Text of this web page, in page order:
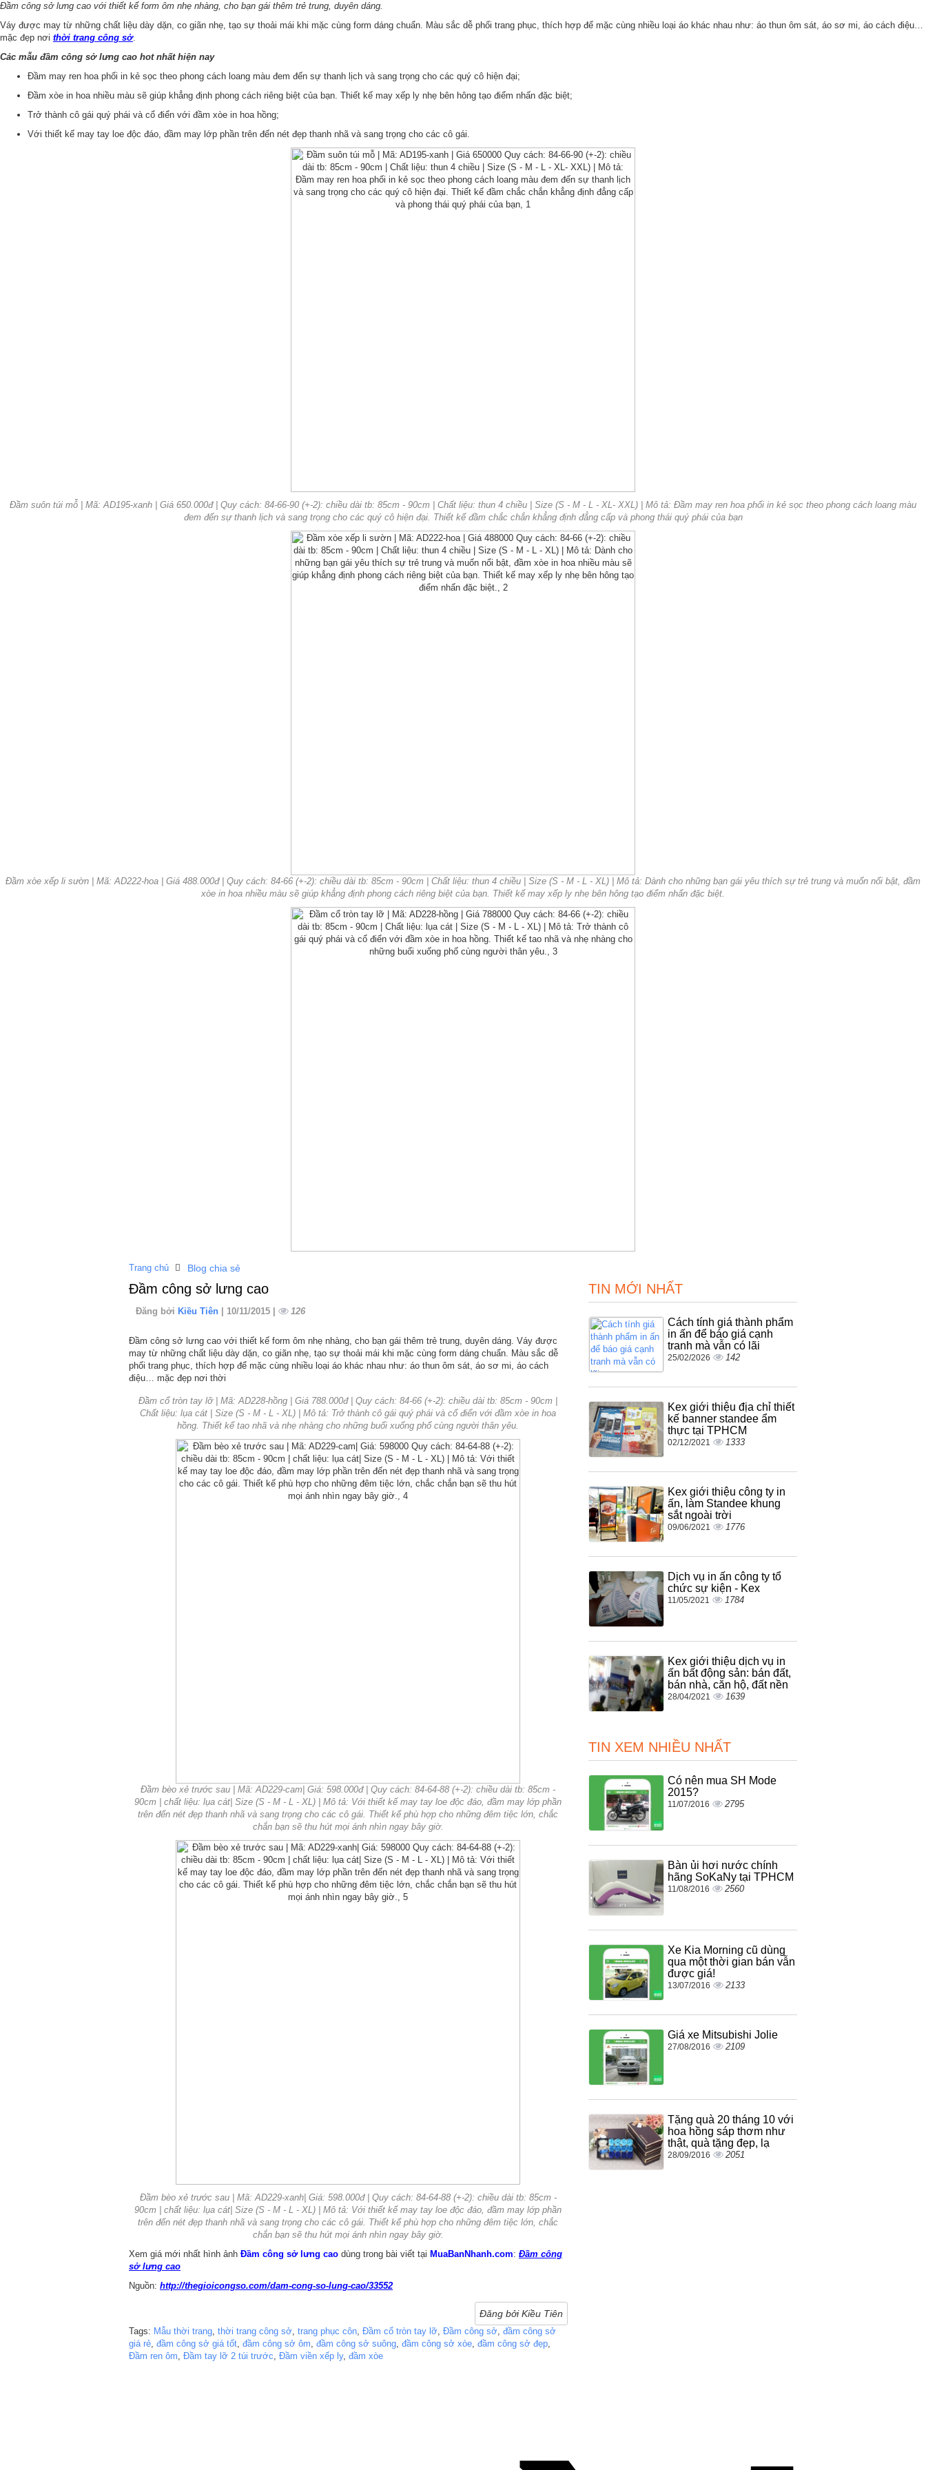
Đầm công sở lưng cao với thiết kế form ôm nhẹ nhàng, cho bạn gái thêm trẻ trung, duyên dáng.
Váy được may từ những chất liệu dày dặn, co giãn nhẹ, tạo sự thoải mái khi mặc cùng form dáng chuẩn. Màu sắc dễ phối trang phục, thích hợp để mặc cùng nhiều loại áo khác nhau như: áo thun ôm sát, áo sơ mi, áo cách điệu…
mặc đẹp nơi thời trang công sở.
Các mẫu đầm công sở lưng cao hot nhất hiện nay
Đầm may ren hoa phối in kẻ sọc theo phong cách loang màu đem đến sự thanh lịch và sang trọng cho các quý cô hiện đại;
Đầm xòe in hoa nhiều màu sẽ giúp khẳng định phong cách riêng biệt của bạn. Thiết kế may xếp ly nhẹ bên hông tạo điểm nhấn đặc biệt;
Trở thành cô gái quý phái và cổ điển với đầm xòe in hoa hồng;
Với thiết kế may tay loe độc đáo, đầm may lớp phần trên đến nét đẹp thanh nhã và sang trọng cho các cô gái.
Đầm suôn túi mỗ | Mã: AD195-xanh | Giá 650.000đ | Quy cách: 84-66-90 (+-2): chiều dài tb: 85cm - 90cm | Chất liệu: thun 4 chiều | Size (S - M - L - XL- XXL) | Mô tả: Đầm may ren hoa phối in kẻ sọc theo phong cách loang màu
đem đến sự thanh lịch và sang trọng cho các quý cô hiện đại. Thiết kế đầm chắc chắn khẳng định đẳng cấp và phong thái quý phái của bạn
Đầm xòe xếp li sườn | Mã: AD222-hoa | Giá 488.000đ | Quy cách: 84-66 (+-2): chiều dài tb: 85cm - 90cm | Chất liệu: thun 4 chiều | Size (S - M - L - XL) | Mô tả: Dành cho những bạn gái yêu thích sự trẻ trung và muốn nổi bật, đầm
xòe in hoa nhiều màu sẽ giúp khẳng định phong cách riêng biệt của bạn. Thiết kế may xếp ly nhẹ bên hông tạo điểm nhấn đặc biệt.
Trang chủ Blog chia sẻ
Đầm công sở lưng cao
Đăng bởi Kiều Tiên | 10/11/2015 | 126
Đầm công sở lưng cao với thiết kế form ôm nhẹ nhàng, cho bạn gái thêm trẻ trung, duyên dáng. Váy được
may từ những chất liệu dày dặn, co giãn nhẹ, tạo sự thoải mái khi mặc cùng form dáng chuẩn. Màu sắc dễ
phối trang phục, thích hợp để mặc cùng nhiều loại áo khác nhau như: áo thun ôm sát, áo sơ mi, áo cách
điệu… mặc đẹp nơi thời
Đầm cổ tròn tay lỡ | Mã: AD228-hồng | Giá 788.000đ | Quy cách: 84-66 (+-2): chiều dài tb: 85cm - 90cm |
Chất liệu: lụa cát | Size (S - M - L - XL) | Mô tả: Trở thành cô gái quý phái và cổ điển với đầm xòe in hoa
hồng. Thiết kế tao nhã và nhẹ nhàng cho những buổi xuống phố cùng người thân yêu.
Đầm bèo xẻ trước sau | Mã: AD229-cam| Giá: 598.000đ | Quy cách: 84-64-88 (+-2): chiều dài tb: 85cm -
90cm | chất liệu: lụa cát| Size (S - M - L - XL) | Mô tả: Với thiết kế may tay loe độc đáo, đầm may lớp phần
trên đến nét đẹp thanh nhã và sang trọng cho các cô gái. Thiết kế phù hợp cho những đêm tiệc lớn, chắc
chắn bạn sẽ thu hút mọi ánh nhìn ngay bây giờ.
Đầm bèo xẻ trước sau | Mã: AD229-xanh| Giá: 598.000đ | Quy cách: 84-64-88 (+-2): chiều dài tb: 85cm -
90cm | chất liệu: lụa cát| Size (S - M - L - XL) | Mô tả: Với thiết kế may tay loe độc đáo, đầm may lớp phần
trên đến nét đẹp thanh nhã và sang trọng cho các cô gái. Thiết kế phù hợp cho những đêm tiệc lớn, chắc
chắn bạn sẽ thu hút mọi ánh nhìn ngay bây giờ.
Xem giá mới nhất hình ảnh Đầm công sở lưng cao dùng trong bài viết tại MuaBanNhanh.com: Đầm công
sở lưng cao
Nguồn: http://thegioicongso.com/dam-cong-so-lung-cao/33552
Đăng bởi Kiều Tiên
Tags: Mẫu thời trang thời trang công sở trang phục côn Đầm cổ tròn tay lỡ Đầm công sở đầm công sở
giá rẻ đầm công sở giá tốt đầm công sở ôm đầm công sở suông đầm công sở xòe đầm công sở đẹp
Đầm ren ôm Đầm tay lỡ 2 túi trước Đầm viền xếp ly, đầm xòe
TIN MỚI NHẤT
Cách tính giá thành phẩm
in ấn để báo giá cạnh
tranh mà vẫn có lãi
25/02/2026 142
Kex giới thiệu địa chỉ thiết
kế banner standee ẩm
thực tại TPHCM
02/12/2021 1333
Kex giới thiệu công ty in
ấn, làm Standee khung
sắt ngoài trời
09/06/2021 1776
Dịch vụ in ấn công ty tổ
chức sự kiện - Kex
11/05/2021 1784
Kex giới thiệu dịch vụ in
ấn bất động sản: bán đất,
bán nhà, căn hộ, đất nền
28/04/2021 1639
TIN XEM NHIỀU NHẤT
Có nên mua SH Mode
2015?
11/07/2016 2795
Bàn ủi hơi nước chính
hãng SoKaNy tại TPHCM
11/08/2016 2560
Xe Kia Morning cũ dùng
qua một thời gian bán vẫn
được giá!
13/07/2016 2133
Giá xe Mitsubishi Jolie
27/08/2016 2109
Tặng quà 20 tháng 10 với
hoa hồng sáp thơm như
thật, quà tặng đẹp, lạ
28/09/2016 2051